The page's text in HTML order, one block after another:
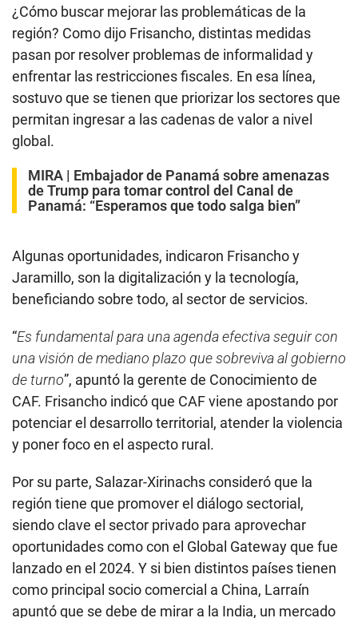
¿Cómo buscar mejorar las problemáticas de la
región? Como dijo Frisancho, distintas medidas
pasan por resolver problemas de informalidad y
enfrentar las restricciones fiscales. En esa línea,
sostuvo que se tienen que priorizar los sectores que
permitan ingresar a las cadenas de valor a nivel
global.
MIRA | Embajador de Panamá sobre amenazas
de Trump para tomar control del Canal de
Panamá: “Esperamos que todo salga bien”
Algunas oportunidades, indicaron Frisancho y
Jaramillo, son la digitalización y la tecnología,
beneficiando sobre todo, al sector de servicios.
“Es fundamental para una agenda efectiva seguir con
una visión de mediano plazo que sobreviva al gobierno
de turno”, apuntó la gerente de Conocimiento de
CAF. Frisancho indicó que CAF viene apostando por
potenciar el desarrollo territorial, atender la violencia
y poner foco en el aspecto rural.
Por su parte, Salazar-Xirinachs consideró que la
región tiene que promover el diálogo sectorial,
siendo clave el sector privado para aprovechar
oportunidades como con el Global Gateway que fue
lanzado en el 2024. Y si bien distintos países tienen
como principal socio comercial a China, Larraín
apuntó que se debe de mirar a la India, un mercado